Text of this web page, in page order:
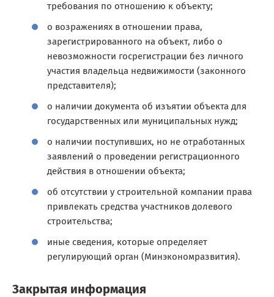
требования по отношению к объекту;
о возражениях в отношении права,
зарегистрированного на объект, либо о
невозможности госрегистрации без личного
участия владельца недвижимости (законного
представителя);
о наличии документа об изъятии объекта для
государственных или муниципальных нужд;
о наличии поступивших, но не отработанных
заявлений о проведении регистрационного
действия в отношении объекта;
об отсутствии у строительной компании права
привлекать средства участников долевого
строительства;
иные сведения, которые определяет
регулирующий орган (Минэкономразвития).
Закрытая информация